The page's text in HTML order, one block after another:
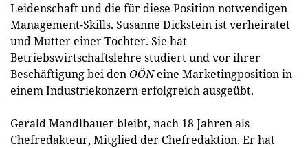
Leidenschaft und die für diese Position notwendigen
Management-Skills. Susanne Dickstein ist verheiratet
und Mutter einer Tochter. Sie hat
Betriebswirtschaftslehre studiert und vor ihrer
Beschäftigung bei denOÖNeine Marketingposition in
einem Industriekonzern erfolgreich ausgeübt.
Gerald Mandlbauer bleibt, nach 18 Jahren als
Chefredakteur, Mitglied der Chefredaktion. Er hat